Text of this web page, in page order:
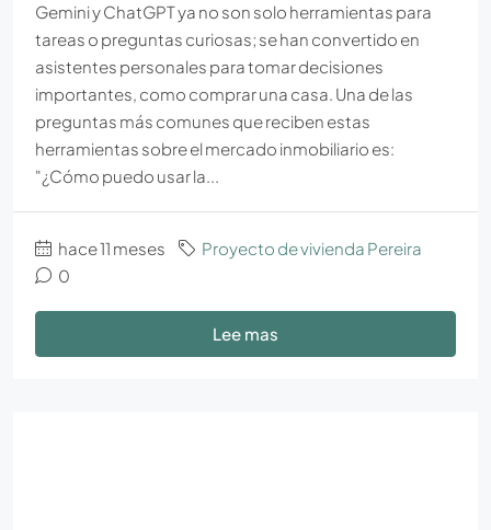
Gemini y ChatGPT ya no son solo herramientas para
tareas o preguntas curiosas; se han convertido en
asistentes personales para tomar decisiones
importantes, como comprar una casa. Una de las
preguntas más comunes que reciben estas
herramientas sobre el mercado inmobiliario es:
"¿Cómo puedo usar la...
hace 11 meses
Proyecto de vivienda Pereira
0
Lee mas